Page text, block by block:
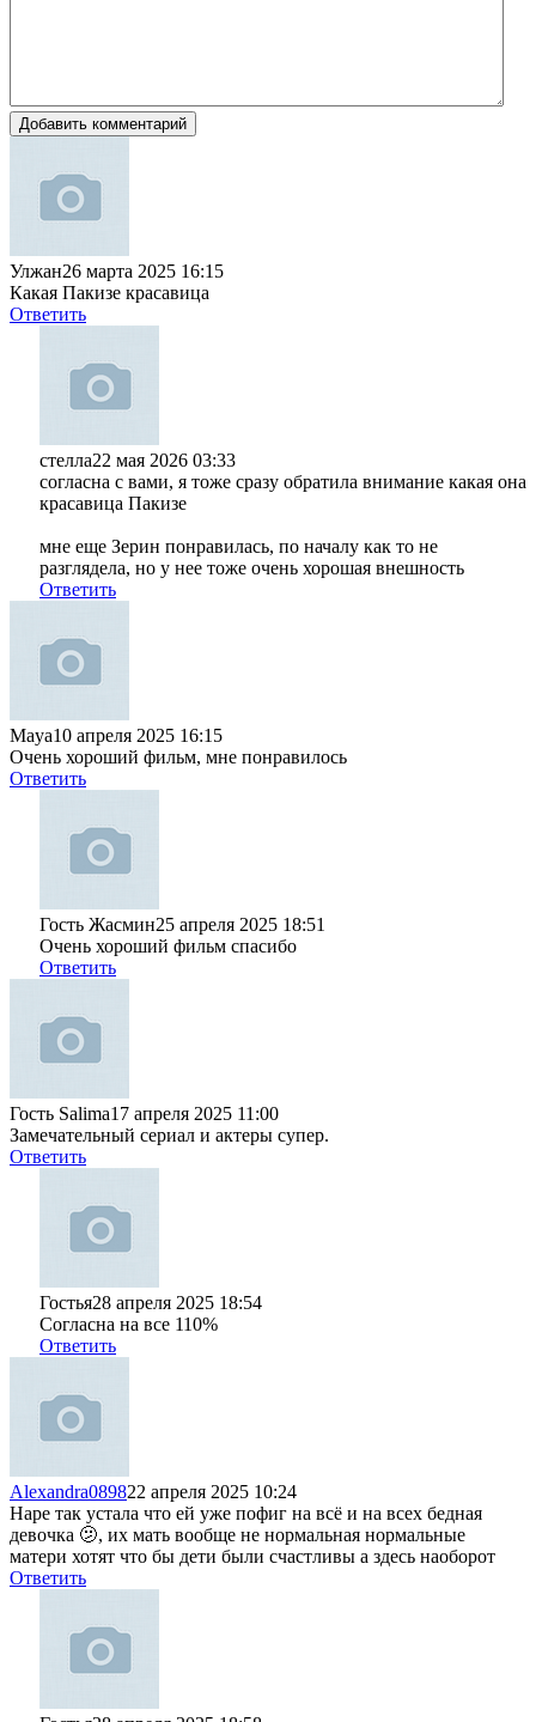
Добавить комментарий
Улжан26 марта 2025 16:15
Какая Пакизе красавица
Ответить
стелла22 мая 2026 03:33
согласна с вами, я тоже сразу обратила внимание какая она
красавица Пакизе
мне еще Зерин понравилась, по началу как то не
разглядела, но у нее тоже очень хорошая внешность
Ответить
Мaya10 апреля 2025 16:15
Очень хороший фильм, мне понравилось
Ответить
Гость Жасмин25 апреля 2025 18:51
Очень хороший фильм спасибо
Ответить
Гость Salima17 апреля 2025 11:00
Замечательный сериал и актеры супер.
Ответить
Гостья28 апреля 2025 18:54
Согласна на все 110%
Ответить
Alexandra089822 апреля 2025 10:24
Наре так устала что ей уже пофиг на всё и на всех бедная
девочка 🫤, их мать вообще не нормальная нормальные
матери хотят что бы дети были счастливы а здесь наоборот
Ответить